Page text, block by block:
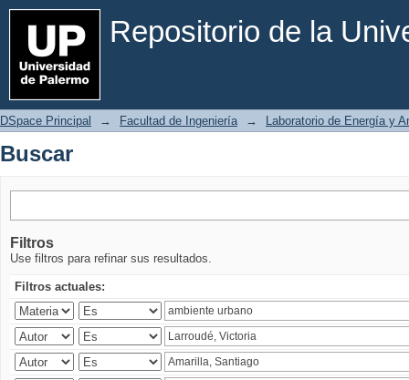
Repositorio de la
Buscar
DSpace Principal → Facultad de Ingeniería → Laboratorio de Energía y
Buscar
Filtros
Use filtros para refinar sus resultados.
Filtros actuales: